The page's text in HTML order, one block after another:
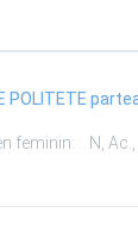
partea a II-a - Limba